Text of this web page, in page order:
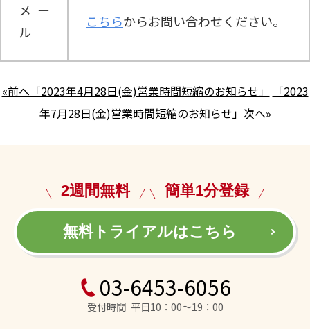
メー
ル
こちらからお問い合わせください。
«前へ「2023年4月28日(金)営業時間短縮のお知らせ」
「2023
年7月28日(金)営業時間短縮のお知らせ」次へ»
2週間無料 簡単1分登録
無料トライアルはこちら
03-6453-6056
受付時間 平日10：00～19：00